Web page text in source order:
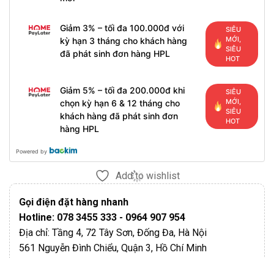
Giảm 3% – tối đa 100.000đ với
kỳ hạn 3 tháng cho khách hàng
đã phát sinh đơn hàng HPL
SIÊU
MỚI,
SIÊU
HOT
Giảm 5% – tối đa 200.000đ khi
chọn kỳ hạn 6 & 12 tháng cho
khách hàng đã phát sinh đơn
hàng HPL
SIÊU
MỚI,
SIÊU
HOT
Powered by
Add to wishlist
Gọi điện đặt hàng nhanh
Hotline: 078 3455 333 - 0964 907 954
Địa chỉ: Tầng 4, 72 Tây Sơn, Đống Đa, Hà Nội
561 Nguyễn Đình Chiểu, Quận 3, Hồ Chí Minh